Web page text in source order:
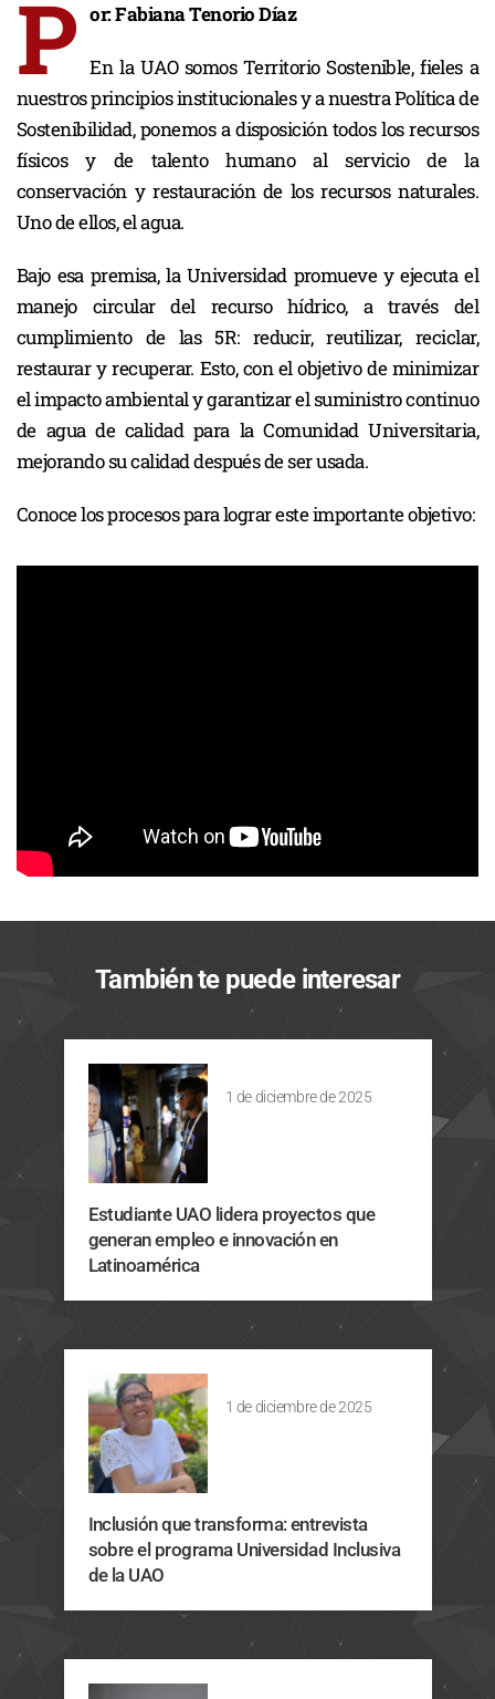
P or: Fabiana Tenorio Díaz
En la UAO somos Territorio Sostenible, fieles a
nuestros principios institucionales y a nuestra Política de
Sostenibilidad, ponemos a disposición todos los recursos
físicos y de talento humano al servicio de la
conservación y restauración de los recursos naturales.
Uno de ellos, el agua.
Bajo esa premisa, la Universidad promueve y ejecuta el
manejo circular del recurso hídrico, a través del
cumplimiento de las 5R: reducir, reutilizar, reciclar,
restaurar y recuperar. Esto, con el objetivo de minimizar
el impacto ambiental y garantizar el suministro continuo
de agua de calidad para la Comunidad Universitaria,
mejorando su calidad después de ser usada.
Conoce los procesos para lograr este importante objetivo:
También te puede interesar
1 de diciembre de 2025
Estudiante UAO lidera proyectos que
generan empleo e innovación en
Latinoamérica
1 de diciembre de 2025
Inclusión que transforma: entrevista
sobre el programa Universidad Inclusiva
de la UAO